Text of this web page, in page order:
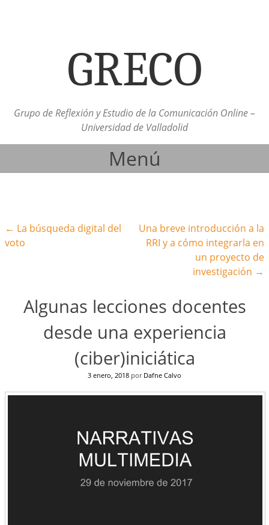
GRECO
Grupo de Reflexión y Estudio de la Comunicación Online –
Universidad de Valladolid
Menú
Navegación de la entrada
← La búsqueda digital del
voto
Una breve introducción a la
RRI y a cómo integrarla en
un proyecto de
investigación →
Algunas lecciones docentes
desde una experiencia
(ciber)iniciática
3 enero, 2018 por Dafne Calvo